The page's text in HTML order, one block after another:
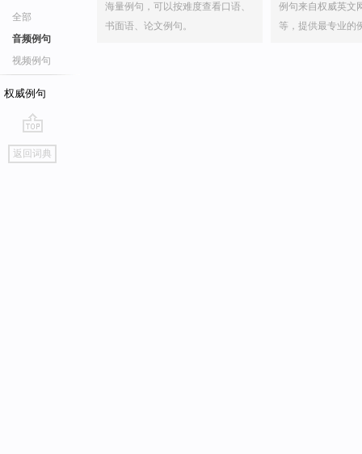
全部
音频例句
视频例句
权威例句
go
top
返回词典
海量例句，可以按难度查看口语、
书面语、论文例句。
例句来自权威英文
等，提供最专业的